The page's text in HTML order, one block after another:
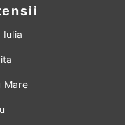
Iulia
Mare